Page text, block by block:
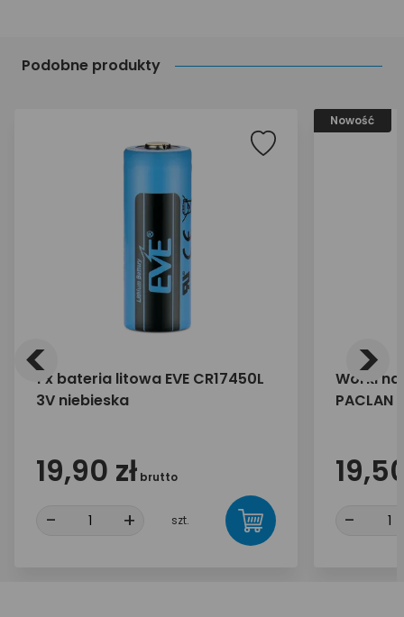
Podobne produkty
1 x bateria litowa EVE CR17450L
3V niebieska
19,90 zł brutto
- + szt.
Nowość
Worki
PACLAN
-
< >